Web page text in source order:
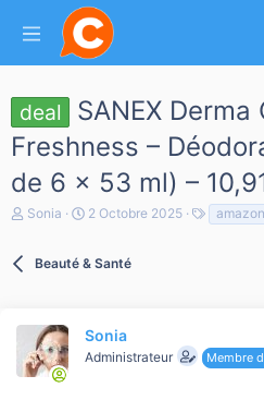
deal
SANEX
Freshness –
de 6 × 53 ml) –
A
l
a
Sonia
D
e
é
b
2 Octobre 2025
a
amazon
Beauté & Santé
Sonia
Administrateur Membre